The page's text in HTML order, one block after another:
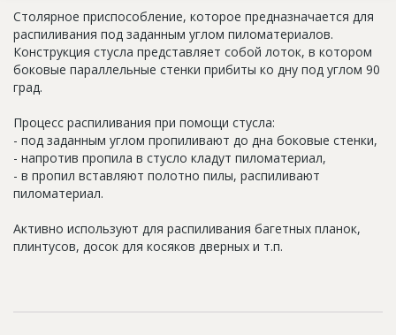
База строящихся объектов
Инвестпроекты
Глоссарий
Новости
Платные услуги
Пресс-релизы
Контакты
Столярное приспособление, которое предназначается для
распиливания под заданным углом пиломатериалов.
Конструкция стусла представляет собой лоток, в котором
боковые параллельные стенки прибиты ко дну под углом 90
град.
Процесс распиливания при помощи стусла:
- под заданным углом пропиливают до дна боковые стенки,
- напротив пропила в стусло кладут пиломатериал,
- в пропил вставляют полотно пилы, распиливают
пиломатериал.
Активно используют для распиливания багетных планок,
плинтусов, досок для косяков дверных и т.п.